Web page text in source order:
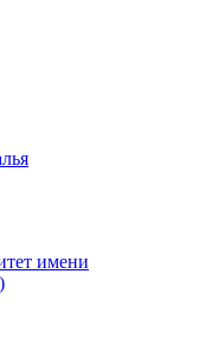
имени